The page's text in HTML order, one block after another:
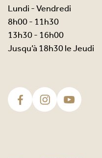
Lundi - Vendredi
8h00 - 11h30
13h30 - 16h00
Jusqu’à 18h30 le Jeudi